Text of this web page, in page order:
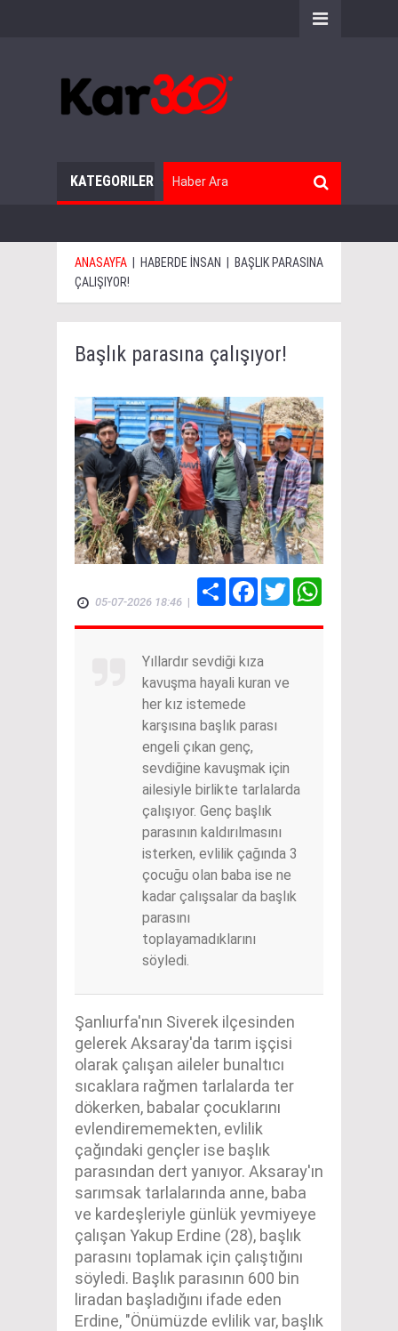
KATEGORILER
ANASAYFA | HABERDE İNSAN | BAŞLIK PARASINA
ÇALIŞIYOR!
Başlık parasına çalışıyor!
05-07-2026 18:46 |
Share FacebookTwitter
Yıllardır sevdiği kıza
kavuşma hayali kuran ve
her kız istemede
karşısına başlık parası
engeli çıkan genç,
sevdiğine kavuşmak için
ailesiyle birlikte tarlalarda
çalışıyor. Genç başlık
parasının kaldırılmasını
isterken, evlilik çağında 3
çocuğu olan baba ise ne
kadar çalışsalar da başlık
parasını
toplayamadıklarını
söyledi.
Şanlıurfa'nın Siverek ilçesinden
gelerek Aksaray'da tarım işçisi
olarak çalışan aileler bunaltıcı
sıcaklara rağmen tarlalarda ter
dökerken, babalar çocuklarını
evlendirememekten, evlilik
çağındaki gençler ise başlık
parasından dert yanıyor. Aksaray'ın
sarımsak tarlalarında anne, baba
ve kardeşleriyle günlük yevmiyeye
çalışan Yakup Erdine (28), başlık
parasını toplamak için çalıştığını
söyledi. Başlık parasının 600 bin
liradan başladığını ifade eden
Erdine, "Önümüzde evlilik var, başlık